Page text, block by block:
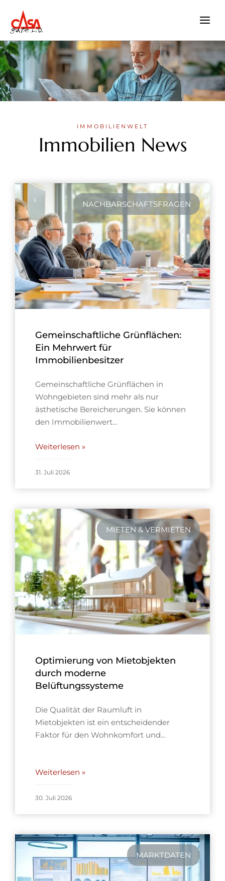
Inhalt
springen
IMMOBILIENWELT
Immobilien News
NACHBARSCHAFTSFRAGEN
Gemeinschaftliche Grünflächen:
Ein Mehrwert für
Immobilienbesitzer
Gemeinschaftliche Grünflächen in
Wohngebieten sind mehr als nur
ästhetische Bereicherungen. Sie können
den Immobilienwert…
Weiterlesen »
31. Juli 2026
MIETEN & VERMIETEN
Optimierung von Mietobjekten
durch moderne
Belüftungssysteme
Die Qualität der Raumluft in
Mietobjekten ist ein entscheidender
Faktor für den Wohnkomfort und…
Weiterlesen »
30. Juli 2026
MARKTDATEN